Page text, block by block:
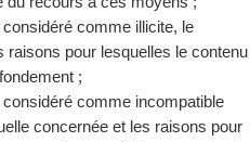
comme illicite, le
raisons pour lesquelles le contenu
;
comme incompatible
concernée et les raisons pour